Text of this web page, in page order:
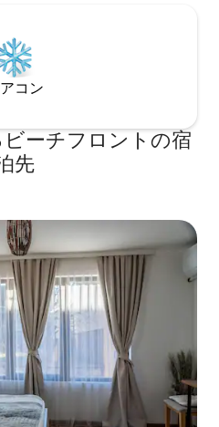
コン
ーチフロントの宿
先